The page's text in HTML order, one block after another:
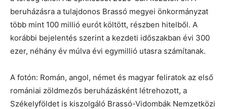
beruházásra a tulajdonos Brassó megyei önkormányzat
több mint 100 millió eurót költött, részben hitelből. A
korábbi bejelentés szerint a kezdeti időszakban évi 300
ezer, néhány év múlva évi egymillió utasra számítanak.
A fotón: Román, angol, német és magyar feliratok az első
romániai zöldmezős beruházásként létrehozott, a
Székelyföldet is kiszolgáló Brassó-Vidombák Nemzetközi